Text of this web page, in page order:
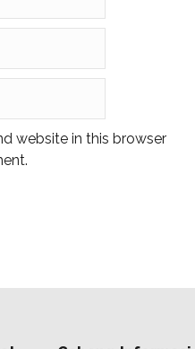
website in this browser